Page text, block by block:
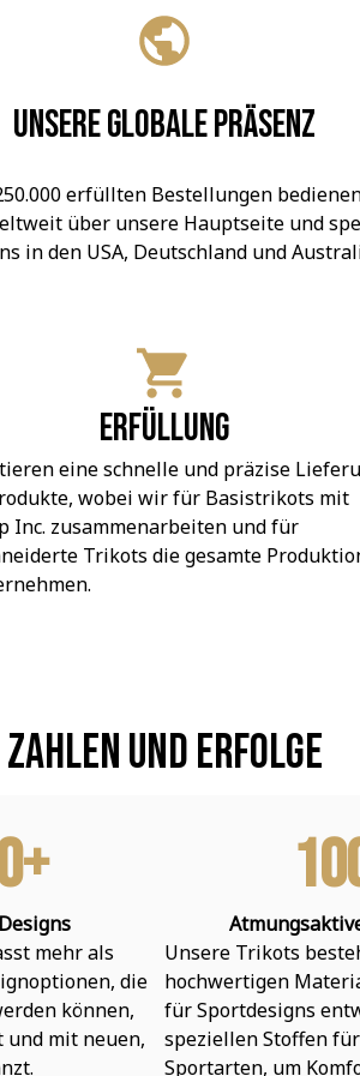
Unsere globale Präsenz
erfüllten Bestellungen
über unsere Hauptseite und
in den USA, Deutschland und
Erfüllung
eine schnelle und präzise
wobei wir für Basistrikots mit
Inc. zusammenarbeiten und für
Trikots die gesamte
Zahlen und Erfolge
mehr als
die
können,
mit neuen,
Unsere Trikots
hochwertigen
für Sportdesigns
speziellen Stoffen
Sportarten, um